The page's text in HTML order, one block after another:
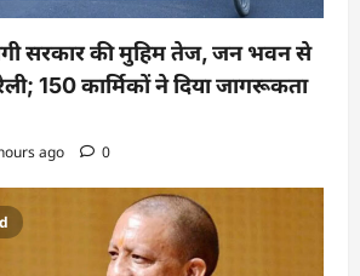
सरकार की मुहिम तेज, जन भवन से
150 कार्मिकों ने दिया जागरूकता
ago 0